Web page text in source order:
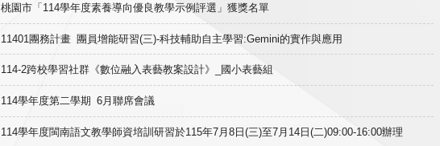
桃園市「114學年度素養導向優良教學示例評選」獲獎名單
11401團務計畫 團員增能研習(三)-科技輔助自主學習:Gemini的實作與應用
114-2跨校學習社群《數位融入表藝教案設計》_國小表藝組
114學年度第二學期 6月聯席會議
114學年度閩南語文教學師資培訓研習於115年7月8日(三)至7月14日(二)09:00-16:00辦理